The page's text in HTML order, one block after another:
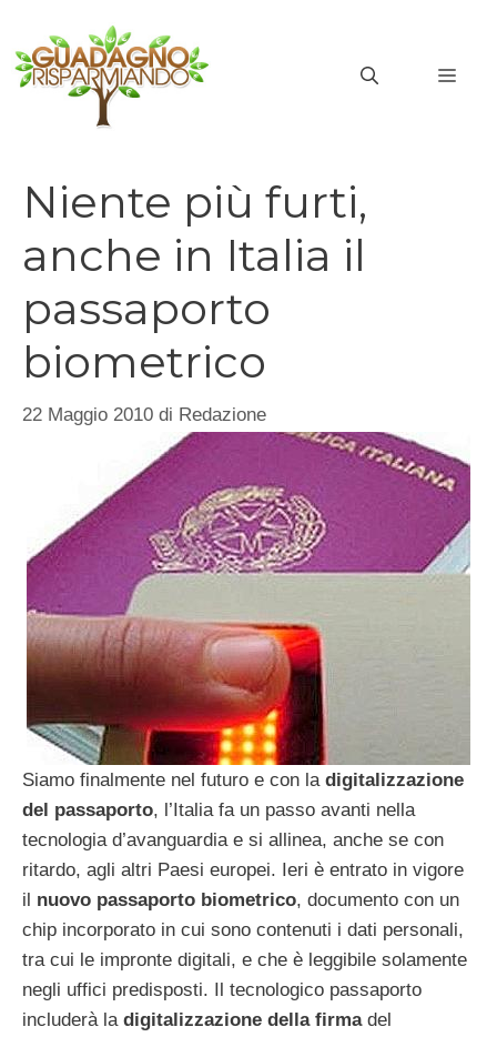
contenuto
Niente più furti,
anche in Italia il
passaporto
biometrico
22 Maggio 2010 di Redazione
Siamo finalmente nel futuro e con la digitalizzazione
del passaporto, l’Italia fa un passo avanti nella
tecnologia d’avanguardia e si allinea, anche se con
ritardo, agli altri Paesi europei. Ieri è entrato in vigore
il nuovo passaporto biometrico, documento con un
chip incorporato in cui sono contenuti i dati personali,
tra cui le impronte digitali, e che è leggibile solamente
negli uffici predisposti. Il tecnologico passaporto
includerà la digitalizzazione della firmadel